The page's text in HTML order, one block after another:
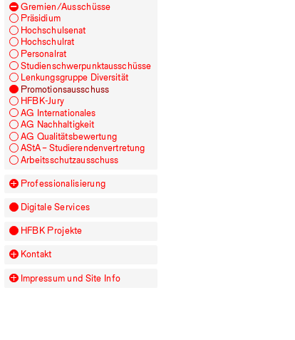
Gremien/Ausschüsse
Präsidium
Hochschulsenat
Hochschulrat
Personalrat
Studienschwerpunktausschüsse
Lenkungsgruppe Diversität
Promotionsausschuss
HFBK-Jury
AG Internationales
AG Nachhaltigkeit
AG Qualitätsbewertung
AStA – Studierendenvertretung
Arbeitsschutzausschuss
Professionalisierung
Digitale Services
HFBK Projekte
Kontakt
Impressum und Site Info